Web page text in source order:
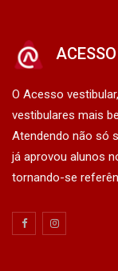
ACESSO
O Acesso
vestibulares mais
Atendendo não só
já aprovou alunos
tornando-se